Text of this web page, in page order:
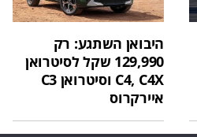
היבואן השתגע: רק
129,990 שקל לסיטרואן
C4, C4X וסיטרואן C3
איירקרוס